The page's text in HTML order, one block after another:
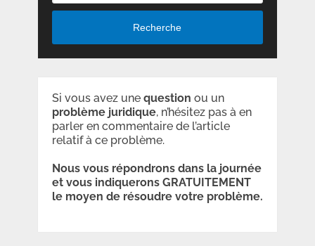
Recherche
Si vous avez une question ou un
problème juridique, n’hésitez pas à en
parler en commentaire de l’article
relatif à ce problème.
Nous vous répondrons dans la journée
et vous indiquerons GRATUITEMENT
le moyen de résoudre votre problème.